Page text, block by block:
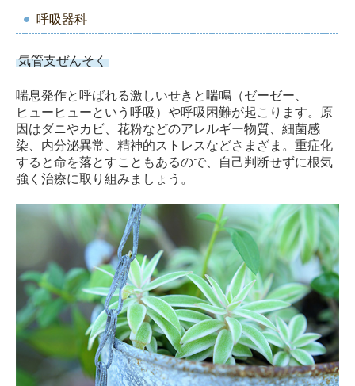
呼吸器科
気管支ぜんそく
喘息発作と呼ばれる激しいせきと喘鳴（ゼーゼー、
ヒューヒューという呼吸）や呼吸困難が起こります。原
因はダニやカビ、花粉などのアレルギー物質、細菌感
染、内分泌異常、精神的ストレスなどさまざま。重症化
すると命を落とすこともあるので、自己判断せずに根気
強く治療に取り組みましょう。